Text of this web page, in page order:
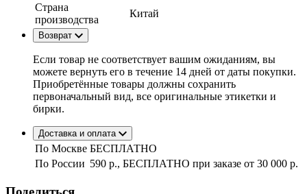
Страна
производства
Китай
Возврат
Если товар не соответствует вашим ожиданиям, вы
можете вернуть его в течение 14 дней от даты покупки.
Приобретённые товары должны сохранить
первоначальный вид, все оригинальные этикетки и
бирки.
Доставка и оплата
По Москве БЕСПЛАТНО
По России 590 р., БЕСПЛАТНО при заказе от 30 000 р.